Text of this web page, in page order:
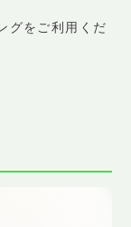
グをご利用くだ